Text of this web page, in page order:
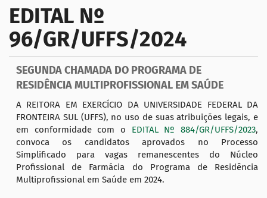
e
g
a
ç
ã
o
EDITAL Nº
96/GR/UFFS/2024
SEGUNDA CHAMADA DO PROGRAMA DE
RESIDÊNCIA MULTIPROFISSIONAL EM SAÚDE
A REITORA EM EXERCÍCIO DA UNIVERSIDADE FEDERAL DA
FRONTEIRA SUL (UFFS), no uso de suas atribuições legais, e
em conformidade com o EDITAL Nº 884/GR/UFFS/2023,
convoca os candidatos aprovados no Processo
Simplificado para vagas remanescentes do Núcleo
Profissional de Farmácia do Programa de Residência
Multiprofissional em Saúde em 2024.